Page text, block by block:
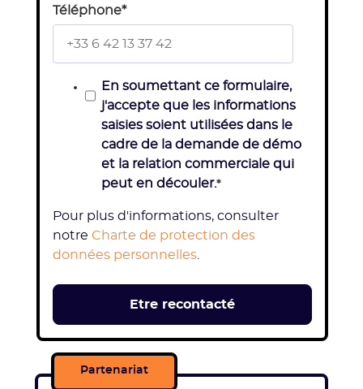
Téléphone*
En soumettant ce formulaire,
j'accepte que les informations
saisies soient utilisées dans le
cadre de la demande de démo
et la relation commerciale qui
peut en découler.*
Pour plus d'informations, consulter
notre Charte de protection des
données personnelles.
Partenariat